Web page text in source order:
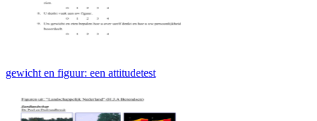
gewicht en figuur: een attitudetest